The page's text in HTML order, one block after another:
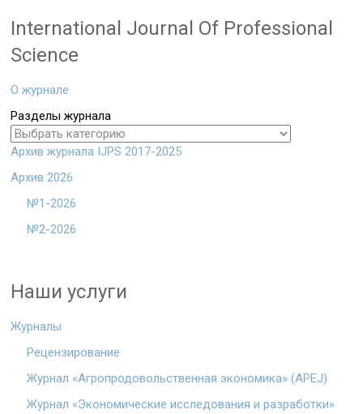
International Journal Of Professional
Science
О журнале
Разделы журнала
Архив журнала IJPS 2017-2025
Архив 2026
№1-2026
№2-2026
Наши услуги
Журналы
Рецензирование
Журнал «Агропродовольственная экономика» (APEJ)
Журнал «Экономические исследования и разработки»